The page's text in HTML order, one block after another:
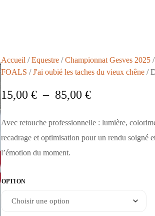
Accueil /Equestre/Championnat Gesves 2025/
FOALS /J'ai oubié les taches du vieux chêne/
15,00 € – 85,00 €
Avec retouche professionnelle : lumière,
recadrage et optimisation pour un rendu soigné
l’émotion du moment.
OPTION